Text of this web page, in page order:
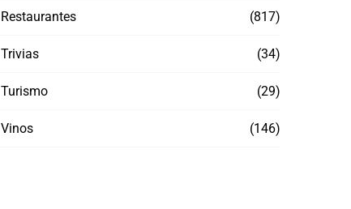
Restaurantes (817)
Trivias (34)
Turismo (29)
Vinos (146)